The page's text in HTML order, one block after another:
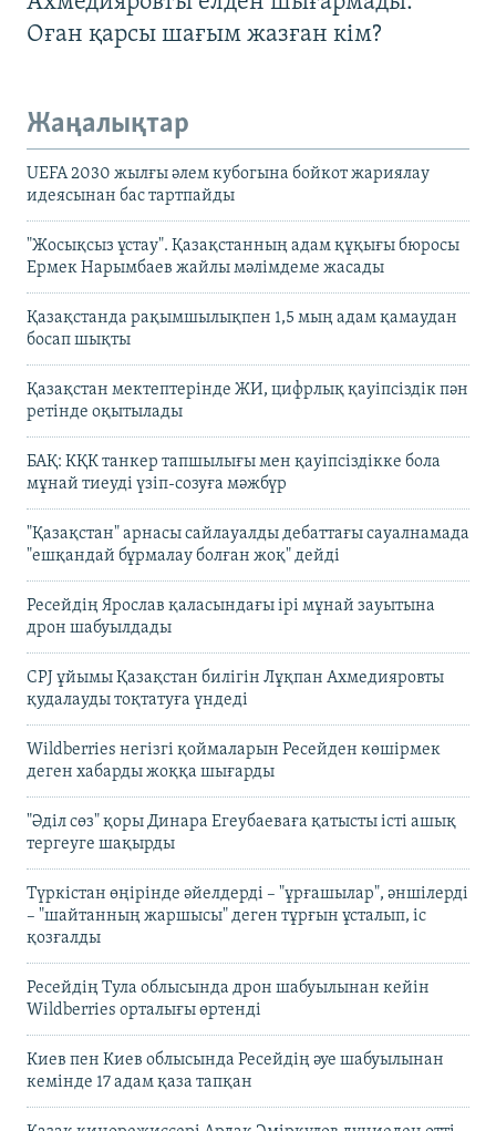
Оған қарсы шағым жазған кім?
Жаңалықтар
UEFA 2030 жылғы әлем кубогына бойкот жариялау
идеясынан бас тартпайды
"Жосықсыз ұстау". Қазақстанның адам құқығы бюросы
Ермек Нарымбаев жайлы мәлімдеме жасады
Қазақстанда рақымшылықпен 1,5 мың адам қамаудан
босап шықты
Қазақстан мектептерінде ЖИ, цифрлық қауіпсіздік пән
ретінде оқытылады
БАҚ: КҚК танкер тапшылығы мен қауіпсіздікке бола
мұнай тиеуді үзіп-созуға мәжбүр
"Қазақстан" арнасы сайлауалды дебаттағы сауалнамада
"ешқандай бұрмалау болған жоқ" дейді
Ресейдің Ярослав қаласындағы ірі мұнай зауытына
дрон шабуылдады
CPJ ұйымы Қазақстан билігін Лұқпан Ахмедияровты
қудалауды тоқтатуға үндеді
Wildberries негізгі қоймаларын Ресейден көшірмек
деген хабарды жоққа шығарды
"Әділ сөз" қоры Динара Егеубаеваға қатысты істі ашық
тергеуге шақырды
Түркістан өңірінде әйелдерді – "ұрғашылар", әншілерді
– "шайтанның жаршысы" деген тұрғын ұсталып, іс
қозғалды
Ресейдің Тула облысында дрон шабуылынан кейін
Wildberries орталығы өртенді
Киев пен Киев облысында Ресейдің әуе шабуылынан
кемінде 17 адам қаза тапқан